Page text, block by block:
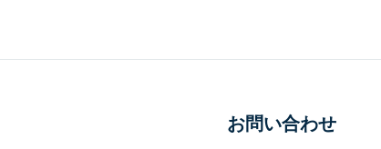
お問い合わせ